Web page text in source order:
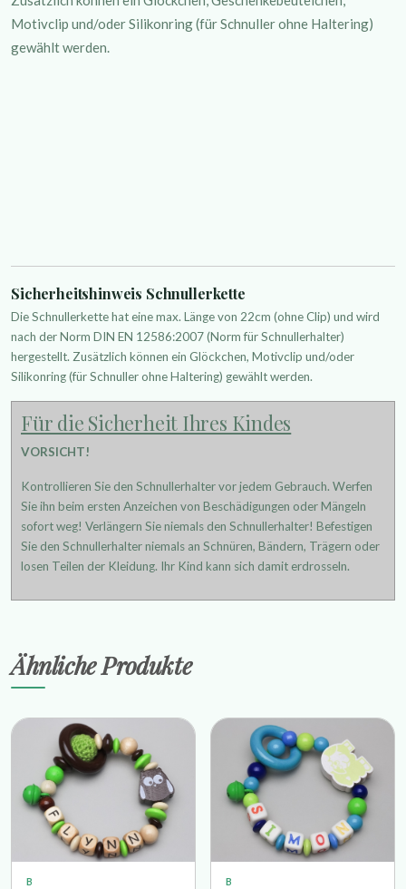
Motivclip und/oder Silikonring (für Schnuller ohne Haltering)
gewählt werden.
Sicherheitshinweis Schnullerkette
Die Schnullerkette hat eine max. Länge von 22cm (ohne Clip) und wird
nach der Norm DIN EN 12586:2007 (Norm für Schnullerhalter)
hergestellt. Zusätzlich können ein Glöckchen, Motivclip und/oder
Silikonring (für Schnuller ohne Haltering) gewählt werden.
Für die Sicherheit Ihres Kindes
VORSICHT!
Kontrollieren Sie den Schnullerhalter vor jedem Gebrauch. Werfen
Sie ihn beim ersten Anzeichen von Beschädigungen oder Mängeln
sofort weg! Verlängern Sie niemals den Schnullerhalter! Befestigen
Sie den Schnullerhalter niemals an Schnüren, Bändern, Trägern oder
losen Teilen der Kleidung. Ihr Kind kann sich damit erdrosseln.
Ähnliche Produkte
B B